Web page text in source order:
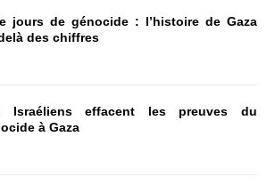
jours de génocide : l’histoire de Gaza
des chiffres
Israéliens effacent les preuves du
à Gaza